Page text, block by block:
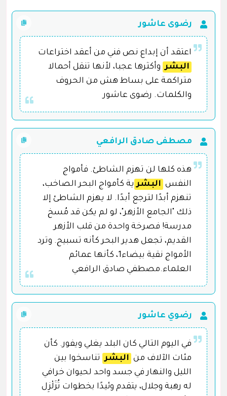
رضوى عاشور
اعتقد أن إبداع نص فني من أعقد اختراعات
البشر وأكثرها عجبا، لأنها تنقل أحمالا
متراكمة على بساط هش من الحروف
والكلمات. رضوى عاشور
مصطفى صادق الرافعي
هذه كلها لن تهزم الشاطئ. فأمواج
النفس البشر ية كأمواج البحر الصاخب،
تنهزم أبدًا لترجع أبدًا. لا يهزم الشاطئ إلا
ذلك "الجامع الأزهر"، لو لم يكن قد مُسخ
مدرسة! فصرخة واحدة من قلب الأزهر
القديم، تجعل هدير البحر كأنه تسبيح. وترد
الأمواج نقية بيضاء1، كأنها عمائم
العلماء.مصطفي صادق الرافعي
رضوي عاشور
في اليوم التالي كان البلد يغلي ويفور. كأن
مئات الآلاف من البشر تناسخوا بين
الليل والنهار في جسد واحد لحيوان خرافي
له رهبة وجلال، يتقدم وئيدًا بخطوات تُزَلْزِل